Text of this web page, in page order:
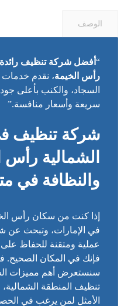
الوصف
“ أفضل شركة تنظيف
رأس الخيمة، نقدم خدمات
السجاد، والكنب بأعلى
سريعة وأسعار منافسة.”
شركة تنظيف
الشمالية رأس
والنظافة في
إذا كنت من سكان رأس
في الإمارات، وتبحث عن
عملية ومتقنة للحفاظ
فإنك في المكان الصحيح.
سنستعرض أهم مميزات
تنظيف المنطقة الشمالية،
الأمثل لمن يرغب في